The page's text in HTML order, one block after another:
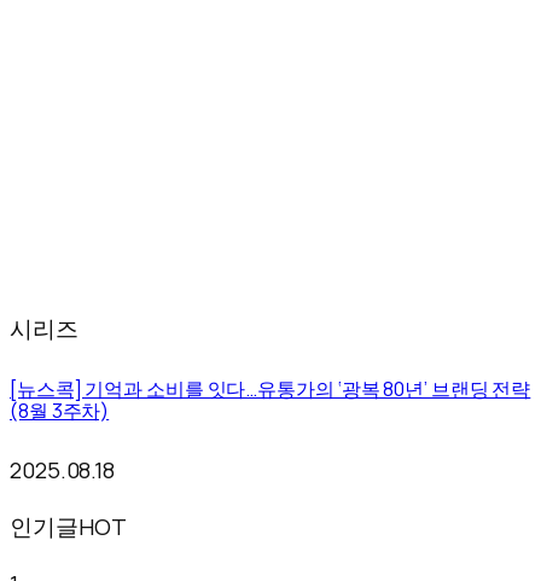
시리즈
[뉴스콕] 기억과 소비를 잇다…유통가의 ‘광복 80년’ 브랜딩 전략
(8월 3주차)
2025.08.18
인기글HOT